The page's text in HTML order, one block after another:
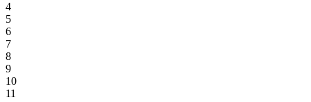
4
5
6
7
8
9
10
11